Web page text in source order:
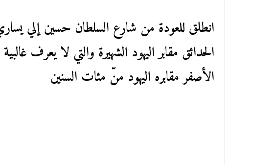
انطلق للعودة من شارع السلطان حسين إلي
الحدائق مقابر اليهود الشهيرة والتي لا يعرف
الأصفر مقابره اليهود منّ مئات السنين